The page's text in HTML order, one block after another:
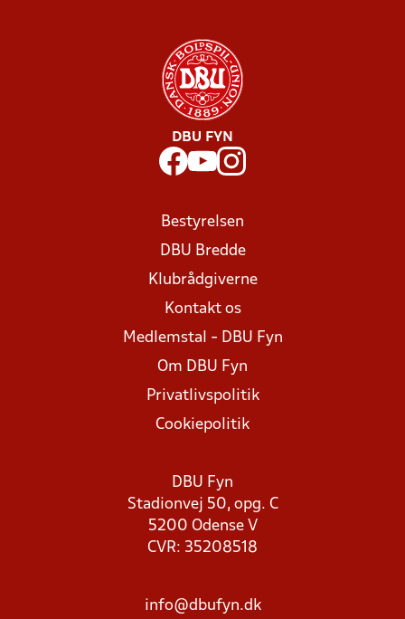
DBU FYN
Bestyrelsen
DBU Bredde
Klubrådgiverne
Kontakt os
Medlemstal - DBU Fyn
Om DBU Fyn
Privatlivspolitik
Cookiepolitik
DBU Fyn
Stadionvej 50, opg. C
5200 Odense V
CVR: 35208518
info@dbufyn.dk